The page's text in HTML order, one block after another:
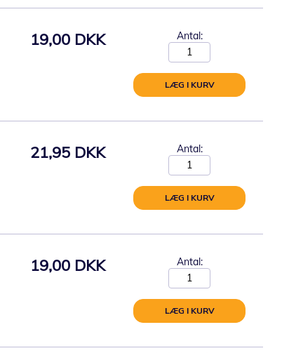
19,00 DKK Antal:
LÆG I KURV
21,95 DKK Antal:
LÆG I KURV
19,00 DKK Antal:
LÆG I KURV